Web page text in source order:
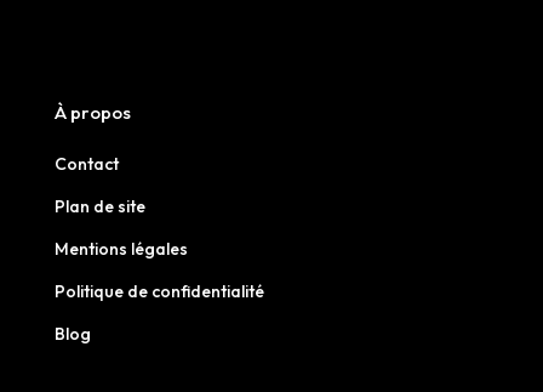
À propos
Contact
Plan de site
Mentions légales
Politique de confidentialité
Blog